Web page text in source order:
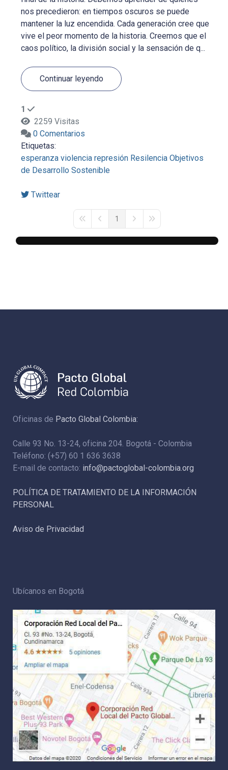
nos precedieron: en tiempos oscuros se puede
mantener la luz encendida. Cada generación cree que
vive el peor momento de la historia. Creemos que el
caos político, la división social y la sensación de q...
Continuar leyendo
1
2259 Visitas
0 Comentarios
Etiquetas:
esperanza violencia represión Resilencia Objetivos
de Desarrollo Sostenible
Twittear
First PagePrevious Page
1
Next PageLast Page
Oficinas de Pacto Global Colombia:
Calle 93 No. 13-24, oficina 204. Bogotá - Colombia
Teléfono: (+57) 60 1 636 3638
E-mail de contacto: info@pactoglobal-colombia.org
POLÍTICA DE TRATAMIENTO DE LA INFORMACIÓN
PERSONAL
Aviso de Privacidad
Ubícanos en Bogotá